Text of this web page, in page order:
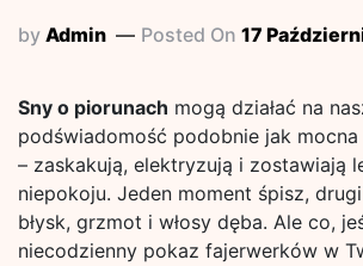
by Admin Posted On 17
Sny o piorunach mogą działać na
podświadomość podobnie jak
– zaskakują, elektryzują i zostawiają
niepokoju. Jeden moment śpisz, drugi
błysk, grzmot i włosy dęba. Ale co,
niecodzienny pokaz fajerwerków w